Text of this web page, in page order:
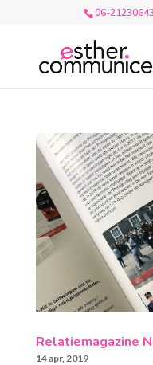
06-21230643
Relatiemagazine
14 apr, 2019